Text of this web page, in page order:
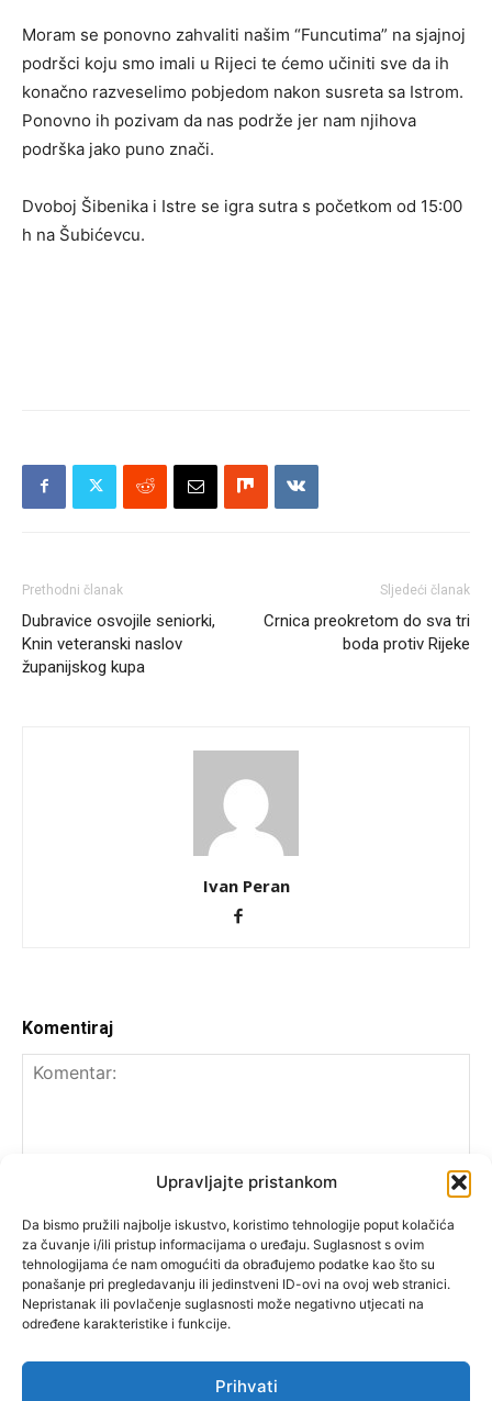
Upravljajte pristankom
Da bismo pružili najbolje iskustvo, koristimo tehnologije poput kolačića
za čuvanje i/ili pristup informacijama o uređaju. Suglasnost s ovim
tehnologijama će nam omogućiti da obrađujemo podatke kao što su
ponašanje pri pregledavanju ili jedinstveni ID-ovi na ovoj web stranici.
Nepristanak ili povlačenje suglasnosti može negativno utjecati na
određene karakteristike i funkcije.
Prihvati
Moram se ponovno zahvaliti našim “Funcutima” na sjajnoj
podršci koju smo imali u Rijeci te ćemo učiniti sve da ih
konačno razveselimo pobjedom nakon susreta sa Istrom.
Ponovno ih pozivam da nas podrže jer nam njihova
podrška jako puno znači.
Dvoboj Šibenika i Istre se igra sutra s početkom od 15:00
h na Šubićevcu.
Prethodni članak
Dubravice osvojile seniorki,
Knin veteranski naslov
županijskog kupa
Sljedeći članak
Crnica preokretom do sva tri
boda protiv Rijeke
Ivan Peran
Komentiraj